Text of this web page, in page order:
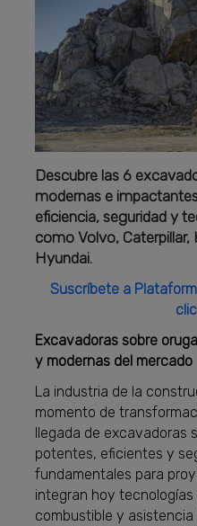
Descubre las 6
modernas e
eficiencia, seguridad y
como Volvo,
Hyundai.
Suscríbete a
Excavadoras sobre
y modernas del mercado
La industria de la
momento de
llegada de excavadoras
potentes, eficientes y
fundamentales para
integran hoy
combustible y